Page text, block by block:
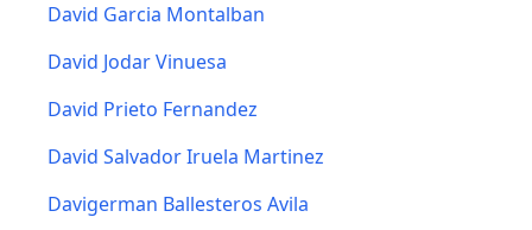
David Garcia Montalban
David Jodar Vinuesa
David Prieto Fernandez
David Salvador Iruela Martinez
Davigerman Ballesteros Avila